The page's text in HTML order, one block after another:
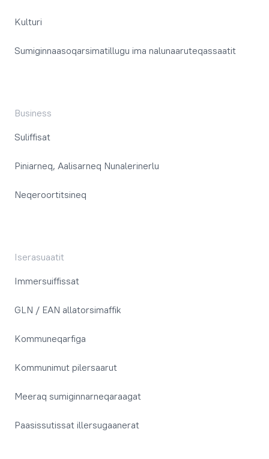
Kulturi
Sumiginnaasoqarsimatillugu ima nalunaaruteqassaatit
Business
Suliffisat
Piniarneq, Aalisarneq Nunalerinerlu
Neqeroortitsineq
Iserasuaatit
Immersuiffissat
GLN / EAN allatorsimaffik
Kommuneqarfiga
Kommunimut pilersaarut
Meeraq sumiginnarneqaraagat
Paasissutissat illersugaanerat